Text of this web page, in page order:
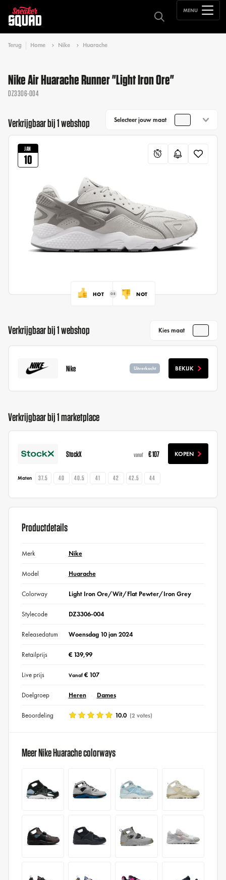
MENU
Terug Home Nike Huarache
Nike Air Huarache Runner "Light Iron Ore"
DZ3306-004
Verkrijgbaar bij 1 webshop Selecteer jouw maat
JAN
10
HOT NOT
Verkrijgbaar bij 1 webshop Kies maat
Nike Uitverkocht BEKIJK
Verkrijgbaar bij 1 marketplace
StockX vanaf € 107 KOPEN
Maten 37.5 40 40.5 41 42 42.5 44
Productdetails
Merk Nike
Model Huarache
Colorway Light Iron Ore/Wit/Flat Pewter/Iron Grey
Stylecode DZ3306-004
Releasedatum Woensdag 10 jan 2024
Retailprijs € 139,99
Live prijs Vanaf€ 107
Doelgroep Heren Dames
Beoordeling 10.0 (2 votes)
Meer Nike Huarache colorways